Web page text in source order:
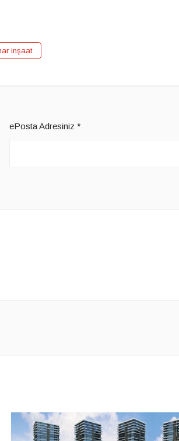
inşaat
ePosta Adresiniz *